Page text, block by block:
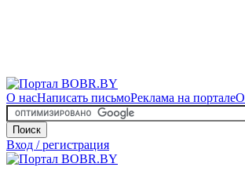
О насНаписать письмоРеклама на портале
Поиск
Вход / регистрация